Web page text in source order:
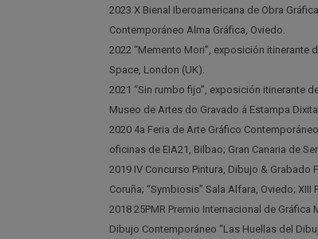
2023 X Bienal Iberoamericana de Obra
Contemporáneo Alma Gráfica, Oviedo.
2022 “Memento Mori”, exposición itinerante
Space, London (UK).
2021 “Sin rumbo fijo”, exposición itinerante
Museo de Artes do Gravado á Estampa
2020 4a Feria de Arte Gráfico
oficinas de EIA21, Bilbao; Gran Canaria de
2019 IV Concurso Pintura, Dibujo & Grabado
Coruña; “Symbiosis” Sala Alfara, Oviedo;
2018 25PMR Premio Internacional de
Dibujo Contemporáneo “Las Huellas del